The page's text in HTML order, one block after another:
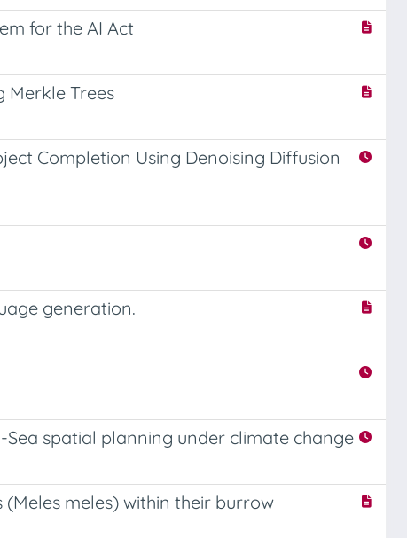
for the AI Act
Merkle Trees
Completion Using Denoising Diffusion
generation.
spatial planning under climate change
meles) within their burrow